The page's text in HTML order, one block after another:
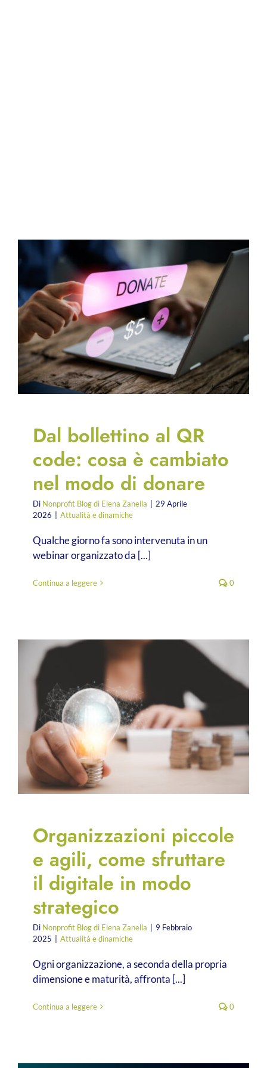
Dal bollettino al QR
code: cosa è cambiato
nel modo di donare
Di Nonprofit Blog di Elena Zanella
29 Aprile
2026
Attualità e dinamiche
Qualche giorno fa sono intervenuta in un
webinar organizzato da [...]
Continua a leggere 0
Organizzazioni piccole
e agili, come sfruttare
il digitale in modo
strategico
Di Nonprofit Blog di Elena Zanella
9 Febbraio
2025
Attualità e dinamiche
Ogni organizzazione, a seconda della propria
dimensione e maturità, affronta [...]
Continua a leggere 0